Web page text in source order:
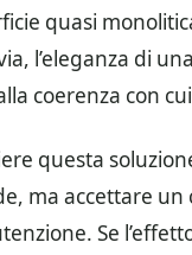
quasi
l’eleganza di
coerenza con
questa
ma accettare un
Se